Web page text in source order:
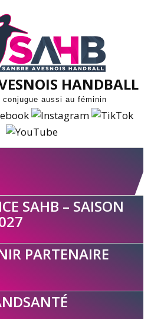
HANDBALL
conjugue aussi au féminin
SAHB – SAISON
PARTENAIRE